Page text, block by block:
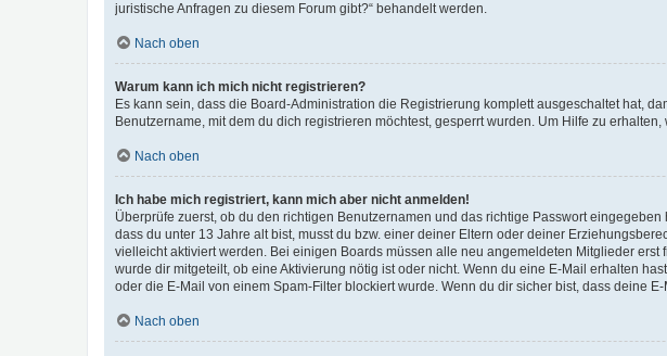
juristische Anfragen zu diesem Forum gibt?“ behandelt werden.
Nach oben
Warum kann ich mich nicht registrieren?
Es kann sein, dass die Board-Administration die Registrierung komplett ausgeschaltet hat,
Benutzername, mit dem du dich registrieren möchtest, gesperrt wurden. Um Hilfe zu
Nach oben
Ich habe mich registriert, kann mich aber nicht anmelden!
Überprüfe zuerst, ob du den richtigen Benutzernamen und das richtige Passwort
dass du unter 13 Jahre alt bist, musst du bzw. einer deiner Eltern oder deiner
vielleicht aktiviert werden. Bei einigen Boards müssen alle neu angemeldeten Mitglieder
wurde dir mitgeteilt, ob eine Aktivierung nötig ist oder nicht. Wenn du eine E-Mail erhalten
oder die E-Mail von einem Spam-Filter blockiert wurde. Wenn du dir sicher bist, dass deine
Nach oben